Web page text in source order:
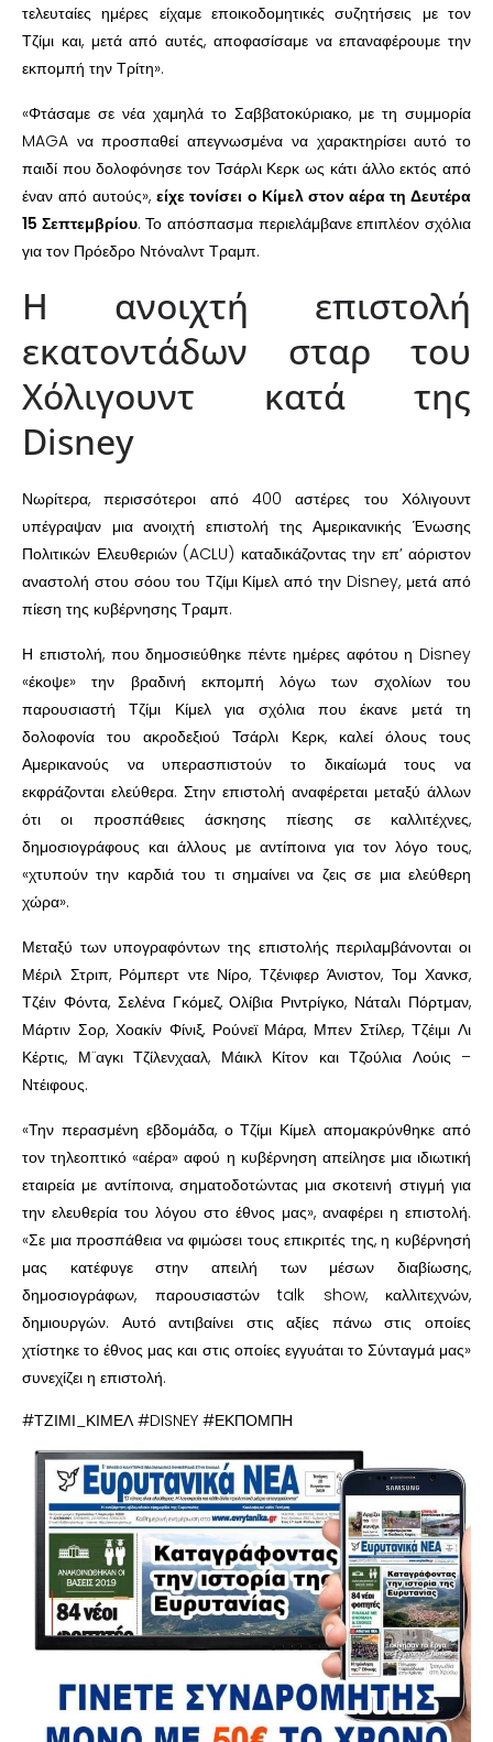
τελευταίες ημέρες είχαμε εποικοδομητικές συζητήσεις με τον
Τζίμι και, μετά από αυτές, αποφασίσαμε να επαναφέρουμε την
εκπομπή την Τρίτη».
«Φτάσαμε σε νέα χαμηλά το Σαββατοκύριακο, με τη συμμορία
MAGA να προσπαθεί απεγνωσμένα να χαρακτηρίσει αυτό το
παιδί που δολοφόνησε τον Τσάρλι Κερκ ως κάτι άλλο εκτός από
έναν από αυτούς»,είχε τονίσει ο Κίμελ στον αέρα τη Δευτέρα
15 Σεπτεμβρίου. Το απόσπασμα περιελάμβανε επιπλέον σχόλια
για τον Πρόεδρο Ντόναλντ Τραμπ.
Η ανοιχτή επιστολή
εκατοντάδων σταρ του
Χόλιγουντ κατά της
Disney
Νωρίτερα, περισσότεροι από 400 αστέρες του Χόλιγουντ
υπέγραψαν μια ανοιχτή επιστολή της Αμερικανικής Ένωσης
Πολιτικών Ελευθεριών (ACLU) καταδικάζοντας την επ’ αόριστον
αναστολή στου σόου του Τζίμι Κίμελ από την Disney, μετά από
πίεση της κυβέρνησης Τραμπ.
Η επιστολή, που δημοσιεύθηκε πέντε ημέρες αφότου η Disney
«έκοψε» την βραδινή εκπομπή λόγω των σχολίων του
παρουσιαστή Τζίμι Κίμελ για σχόλια που έκανε μετά τη
δολοφονία του ακροδεξιού Τσάρλι Κερκ, καλεί όλους τους
Αμερικανούς να υπερασπιστούν το δικαίωμά τους να
εκφράζονται ελεύθερα. Στην επιστολή αναφέρεται μεταξύ άλλων
ότι οι προσπάθειες άσκησης πίεσης σε καλλιτέχνες,
δημοσιογράφους και άλλους με αντίποινα για τον λόγο τους,
«χτυπούν την καρδιά του τι σημαίνει να ζεις σε μια ελεύθερη
χώρα».
Μεταξύ των υπογραφόντων της επιστολής περιλαμβάνονται οι
Μέριλ Στριπ, Ρόμπερτ ντε Νίρο, Τζένιφερ Άνιστον, Τομ Χανκσ,
Τζέιν Φόντα, Σελένα Γκόμεζ, Ολίβια Ριντρίγκο, Νάταλι Πόρτμαν,
Μάρτιν Σορ, Χοακίν Φίνιξ, Ρούνεϊ Μάρα, Μπεν Στίλερ, Τζέιμι Λι
Κέρτις, Μ¨αγκι Τζίλενχααλ, Μάικλ Κίτον και Τζούλια Λούις –
Ντέιφους.
«Την περασμένη εβδομάδα, ο Τζίμι Κίμελ απομακρύνθηκε από
τον τηλεοπτικό «αέρα» αφού η κυβέρνηση απείλησε μια ιδιωτική
εταιρεία με αντίποινα, σηματοδοτώντας μια σκοτεινή στιγμή για
την ελευθερία του λόγου στο έθνος μας», αναφέρει η επιστολή.
«Σε μια προσπάθεια να φιμώσει τους επικριτές της, η κυβέρνησή
μας κατέφυγε στην απειλή των μέσων διαβίωσης,
δημοσιογράφων, παρουσιαστών talk show, καλλιτεχνών,
δημιουργών. Αυτό αντιβαίνει στις αξίες πάνω στις οποίες
χτίστηκε το έθνος μας και στις οποίες εγγυάται το Σύνταγμά μας»
συνεχίζει η επιστολή.
#ΤΖΙΜΙ_ΚΙΜΕΛ #DISNEY #ΕΚΠΟΜΠΗ